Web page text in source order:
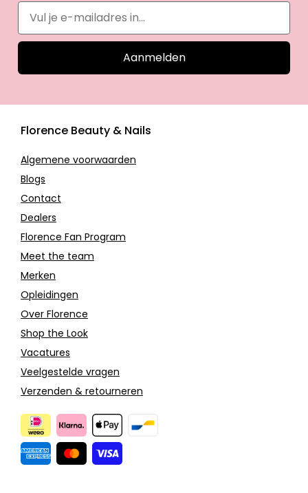
Aanmelden
Florence Beauty & Nails
Algemene voorwaarden
Blogs
Contact
Dealers
Florence Fan Program
Meet the team
Merken
Opleidingen
Over Florence
Shop the Look
Vacatures
Veelgestelde vragen
Verzenden & retourneren